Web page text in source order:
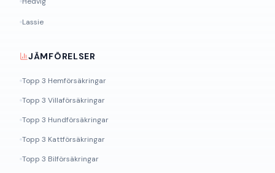
Lassie
JÄMFÖRELSER
Topp 3 Hemförsäkringar
Topp 3 Villaförsäkringar
Topp 3 Hundförsäkringar
Topp 3 Kattförsäkringar
Topp 3 Bilförsäkringar